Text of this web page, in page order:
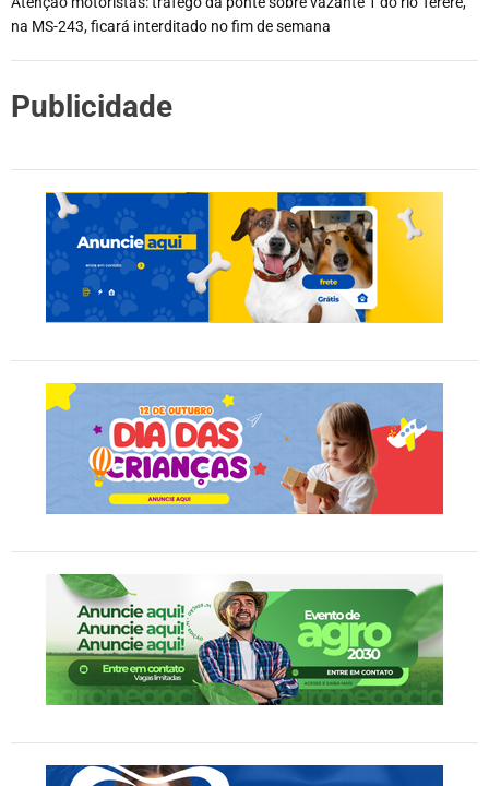
na MS-243, ficará interditado no fim de semana
Publicidade